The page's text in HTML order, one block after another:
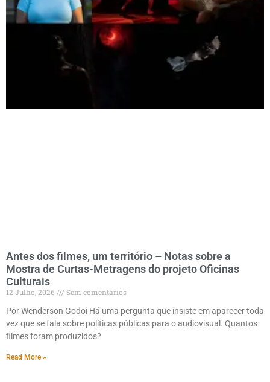
Antes dos filmes, um território – Notas sobre a
Mostra de Curtas-Metragens do projeto Oficinas
Culturais
12 Julho, 2026
Sem comentários
Por Wenderson Godoi Há uma pergunta que insiste em aparecer toda
vez que se fala sobre políticas públicas para o audiovisual. Quantos
filmes foram produzidos?
Read More »